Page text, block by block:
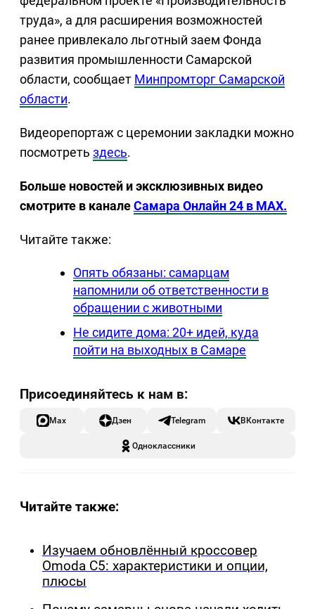
труда», а для расширения возможностей
ранее привлекало льготный заем Фонда
развития промышленности Самарской
области, сообщает Минпромторг Самарской
области.
Видеорепортаж с церемонии закладки можно
посмотреть здесь.
Больше новостей и эксклюзивных видео
смотрите в каналеСамара Онлайн 24 в MAX.
Читайте также:
Опять обязаны: самарцам
напомнили об ответственности в
обращении с животными
Не сидите дома: 20+ идей, куда
пойти на выходных в Самаре
Max Дзен Telegram ВКонтакте
Одноклассники
Читайте также:
Изучаем обновлённый кроссовер
Omoda C5: характеристики и опции,
плюсы